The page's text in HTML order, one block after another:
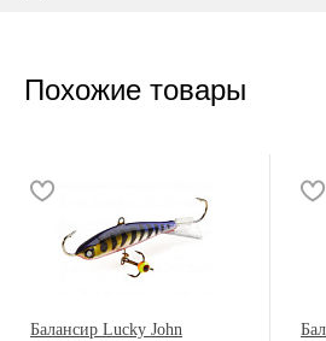
Похожие товары
Балансир Lucky John